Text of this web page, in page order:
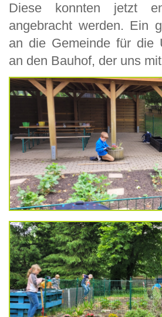
Diese konnten jetzt
angebracht werden. Ein
an die Gemeinde für die
an den Bauhof, der uns